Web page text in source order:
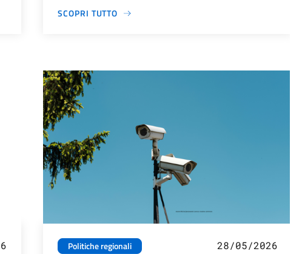
SCOPRI TUTTO
Politiche regionali
28/05/2026